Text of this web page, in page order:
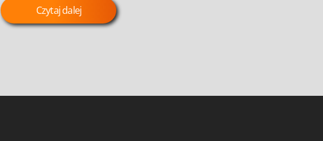
Czytaj dalej